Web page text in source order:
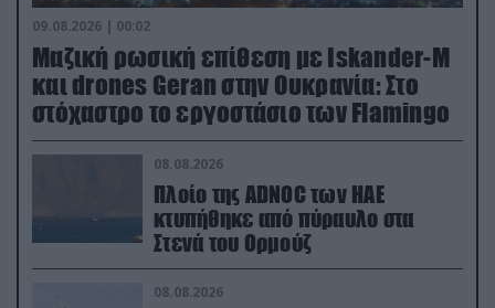
09.08.2026 | 00:02
Μαζική ρωσική επίθεση με Iskander-M
και drones Geran στην Ουκρανία: Στο
στόχαστρο το εργοστάσιο των Flamingo
08.08.2026
Πλοίο της ADNOC των ΗΑΕ
κτυπήθηκε από πύραυλο στα
Στενά του Ορμούζ
08.08.2026